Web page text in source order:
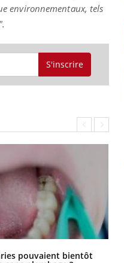
environnementaux, tels
S'inscrire
pouvaient bientôt